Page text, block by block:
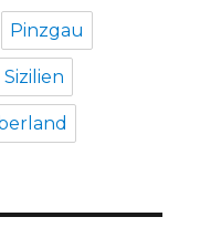
Pinzgau
Sizilien